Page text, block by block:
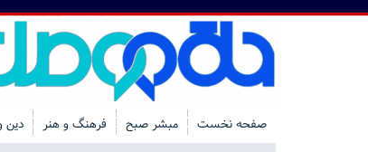
صفحه نخست مبشر صبح فرهنگ و هنر دین